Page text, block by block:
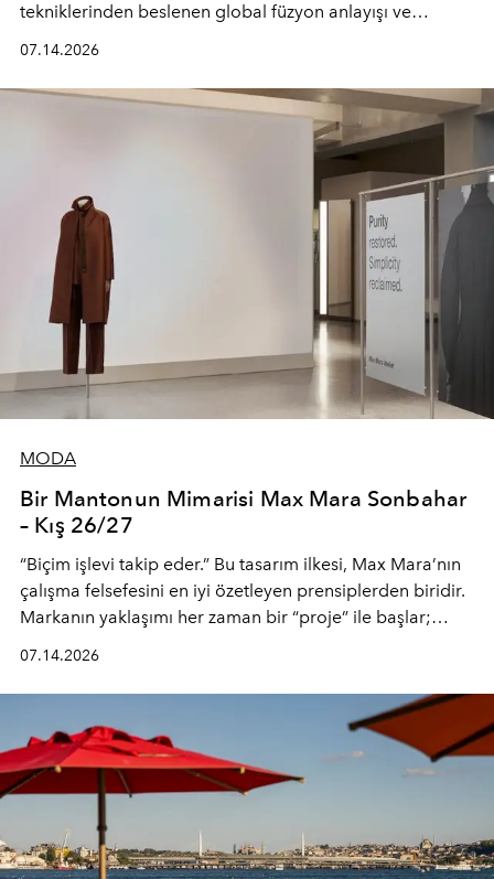
tekniklerinden beslenen global füzyon anlayışı ve
07.14.2026
MODA
Bir Mantonun Mimarisi Max Mara Sonbahar
– Kış 26/27
“Biçim işlevi takip eder.” Bu tasarım ilkesi, Max Mara’nın
çalışma felsefesini en iyi özetleyen prensiplerden biridir.
Markanın yaklaşımı her zaman bir “proje” ile başlar;
(savoir-faire) buluşan parçalara dönüştürmek.
07.14.2026